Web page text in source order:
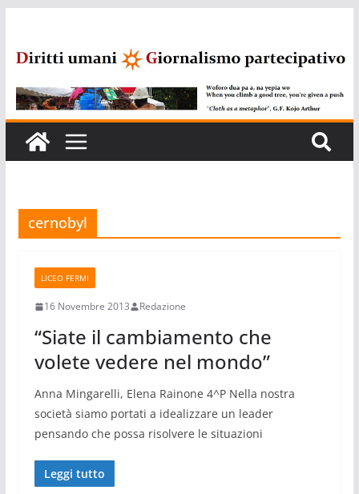
contenuto
cernobyl
LICEO FERMI
16 Novembre 2013 Redazione
“Siate il cambiamento che
volete vedere nel mondo”
Anna Mingarelli, Elena Rainone 4^P Nella nostra
società siamo portati a idealizzare un leader
pensando che possa risolvere le situazioni
Leggi tutto